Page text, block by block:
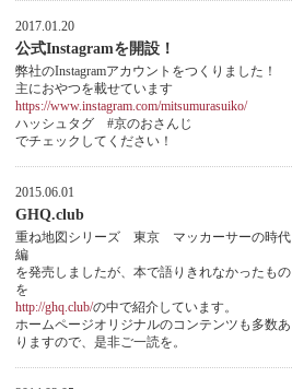
2017.01.20
公式Instagramを開設！
弊社のInstagramアカウントをつくりました！
主におやつを載せています
https://www.instagram.com/mitsumurasuiko/
ハッシュタグ #京のおさんじ
でチェックしてください！
2015.06.01
GHQ.club
重ね地図シリーズ 東京 マッカーサーの時代
編
を発売しましたが、本で語りきれなかったもの
を
http://ghq.club/の中で紹介しています。
ホームページオリジナルのコンテンツも多数あ
りますので、是非ご一読を。